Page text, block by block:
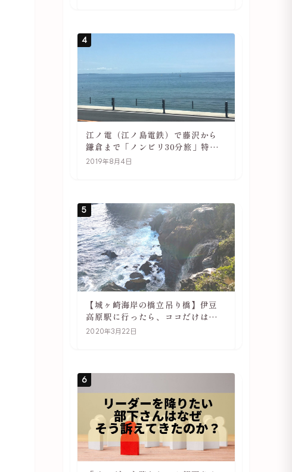
4
江ノ電（江ノ島電鉄）で藤沢から
鎌倉まで「ノンビリ30分旅」特徴
や駅の様子
2019年8月4日
5
【城ヶ崎海岸の橋立吊り橋】伊豆
高原駅に行ったら、ココだけは必
ず訪れてほしい
2020年3月22日
6